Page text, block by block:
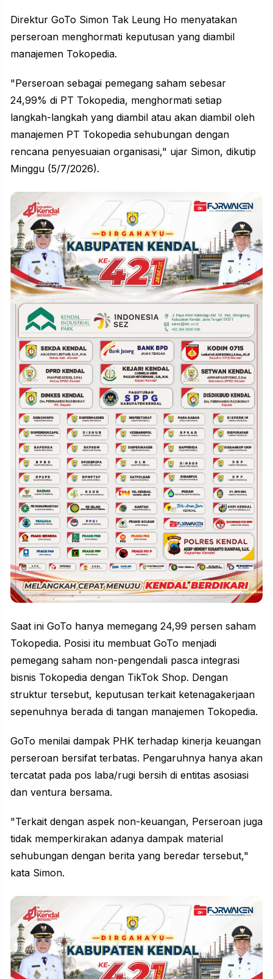
Direktur GoTo Simon Tak Leung Ho menyatakan
perseroan menghormati keputusan yang diambil
manajemen Tokopedia.
"Perseroan sebagai pemegang saham sebesar
24,99% di PT Tokopedia, menghormati setiap
langkah-langkah yang diambil atau akan diambil oleh
manajemen PT Tokopedia sehubungan dengan
rencana penyesuaian organisasi," ujar Simon, dikutip
Minggu (5/7/2026).
Saat ini GoTo hanya memegang 24,99 persen saham
Tokopedia. Posisi itu membuat GoTo menjadi
pemegang saham non-pengendali pasca integrasi
bisnis Tokopedia dengan TikTok Shop. Dengan
struktur tersebut, keputusan terkait ketenagakerjaan
sepenuhnya berada di tangan manajemen Tokopedia.
GoTo menilai dampak PHK terhadap kinerja keuangan
perseroan bersifat terbatas. Pengaruhnya hanya akan
tercatat pada pos laba/rugi bersih di entitas asosiasi
dan ventura bersama.
"Terkait dengan aspek non-keuangan, Perseroan juga
tidak memperkirakan adanya dampak material
sehubungan dengan berita yang beredar tersebut,"
kata Simon.